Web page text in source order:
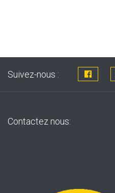
Suivez-nous :
Contactez nous: